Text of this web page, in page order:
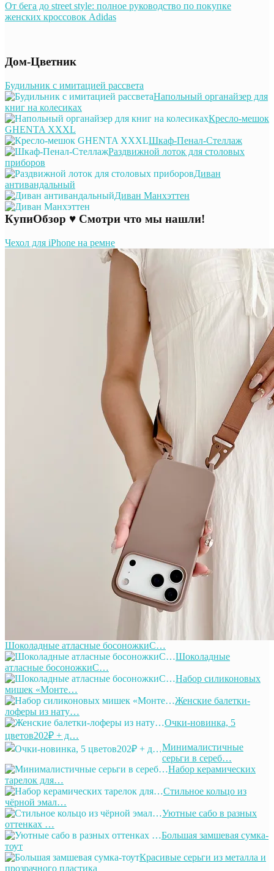
От бега до street style: полное руководство по покупке
женских кроссовок Adidas
Дом-Цветник
Будильник с имитацией рассвета
Напольный органайзер для
книг на колесиках
Кресло-мешок
GHENTA XXXL
Шкаф-Пенал-Стеллаж
Раздвижной лоток для столовых
приборов
Диван
антивандальный
Диван Манхэттен
КупиОбзор ♥ Смотри что мы нашли!
Чехол для iPhone на ремне
Шоколадные атласные босоножкиС…
Шоколадные
атласные босоножкиС…
Набор силиконовых
мишек «Монте…
Женские балетки-
лоферы из нату…
Очки-новинка, 5
цветов202₽ + д…
Минималистичные
серьги в сереб…
Набор керамических
тарелок для…
Стильное кольцо из
чёрной эмал…
Уютные сабо в разных
оттенках …
Большая замшевая сумка-
тоут
Красивые серьги из металла и
прозрачного пластика